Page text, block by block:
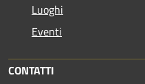
Luoghi
Eventi
CONTATTI